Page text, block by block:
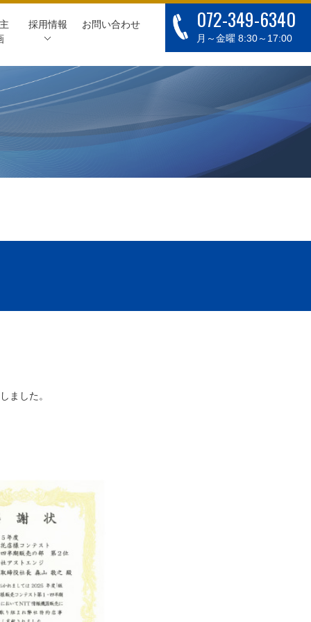
072-349-6340
月～金曜 8:30～17:00
採用情報 お問い合わせ
ました。